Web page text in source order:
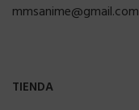
mmsanime@gmail.com
TIENDA